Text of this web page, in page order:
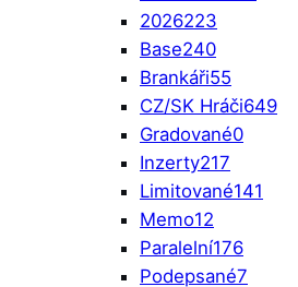
2026223
Base240
Brankáři55
CZ/SK Hráči649
Gradované0
Inzerty217
Limitované141
Memo12
Paralelní176
Podepsané7